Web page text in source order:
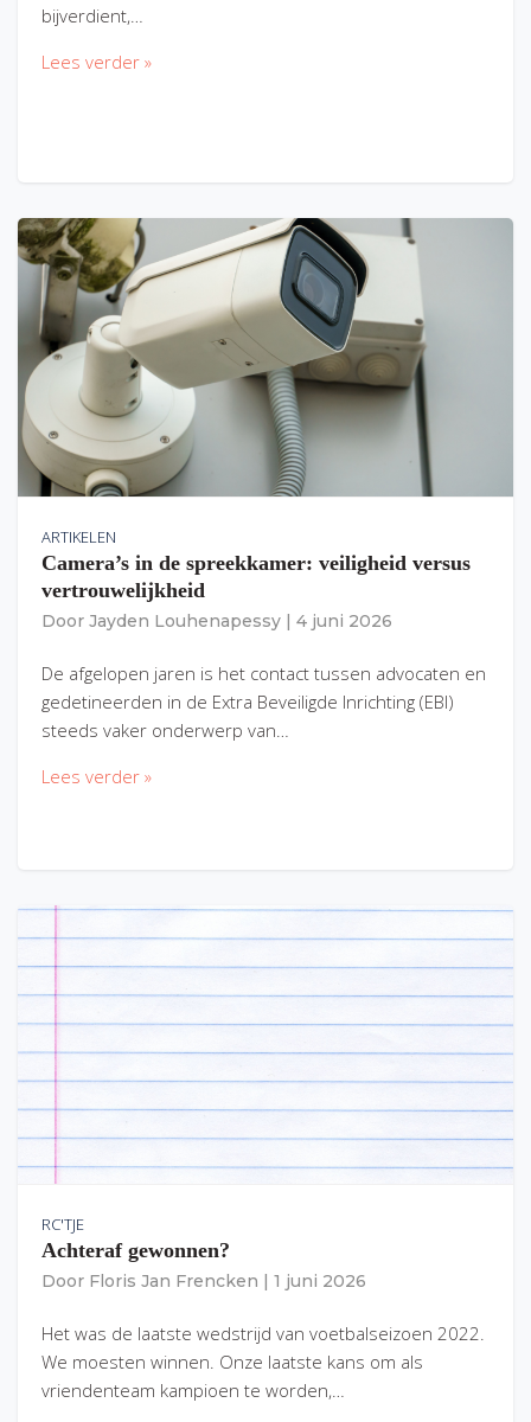
bijverdient,…
Lees verder »
ARTIKELEN
Camera’s in de spreekkamer: veiligheid versus
vertrouwelijkheid
Door Jayden Louhenapessy 4 juni 2026
De afgelopen jaren is het contact tussen advocaten en
gedetineerden in de Extra Beveiligde Inrichting (EBI)
steeds vaker onderwerp van…
Lees verder »
RC'TJE
Achteraf gewonnen?
Door Floris Jan Frencken 1 juni 2026
Het was de laatste wedstrijd van voetbalseizoen 2022.
We moesten winnen. Onze laatste kans om als
vriendenteam kampioen te worden,…